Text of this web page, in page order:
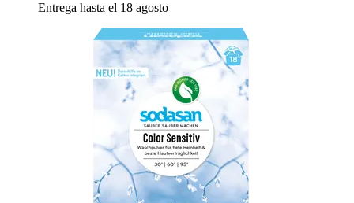
Entrega hasta el 18 agosto